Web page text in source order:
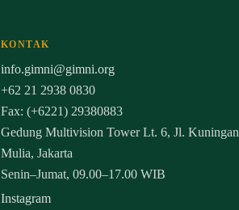
KONTAK
info.gimni@gimni.org
+62 21 2938 0830
Fax: (+6221) 29380883
Gedung Multivision Tower Lt. 6, Jl. Kuningan
Mulia, Jakarta
Senin–Jumat, 09.00–17.00 WIB
Instagram